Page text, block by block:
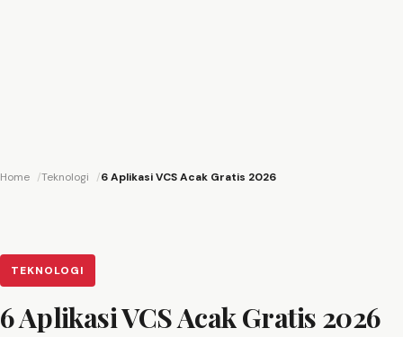
Home Teknologi 6 Aplikasi VCS Acak Gratis 2026
TEKNOLOGI
6 Aplikasi VCS Acak Gratis 2026